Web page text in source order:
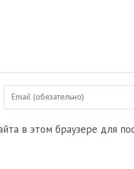
Введите
адрес,в этом браузере для